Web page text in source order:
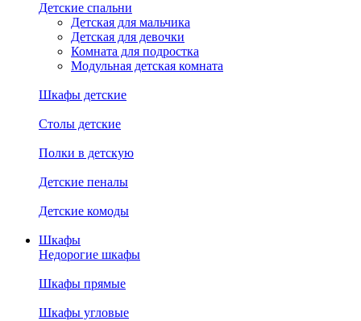
Детские спальни
Детская для мальчика
Детская для девочки
Комната для подростка
Модульная детская комната
Шкафы детские
Столы детские
Полки в детскую
Детские пеналы
Детские комоды
Шкафы
Недорогие шкафы
Шкафы прямые
Шкафы угловые